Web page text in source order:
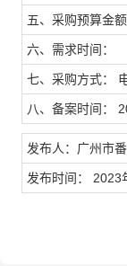
五、采购预算金
六、需求时间：
七、采购方式：
八、备案时间：
发布人：广州市
发布时间： 2023